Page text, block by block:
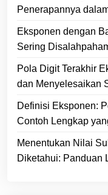
Penerapannya
Eksponen dengan
Sering
Pola Digit Terakhir
dan Menyelesaikan
Definisi Eksponen:
Contoh Lengkap
Menentukan Nilai
Diketahui: Panduan